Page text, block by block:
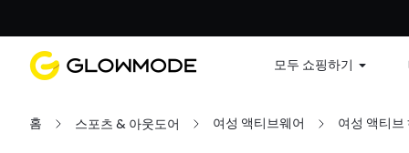
모두 쇼핑하기
홈 스포츠 & 아웃도어 여성 액티브웨어 여성 액티브